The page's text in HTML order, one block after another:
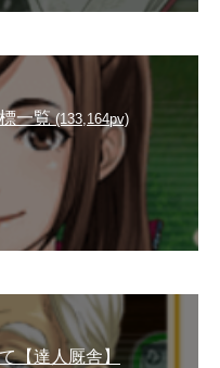
一覧(133,164pv)
【達人厩舎】